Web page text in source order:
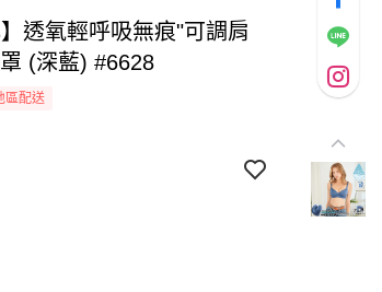
透氧輕呼吸無痕"可調肩
(深藍) #6628
區配送